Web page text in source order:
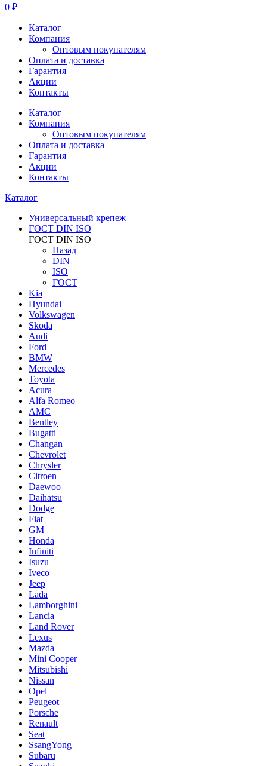
0 ₽
Каталог
Компания
Оптовым покупателям
Оплата и доставка
Гарантия
Акции
Контакты
Каталог
Компания
Оптовым покупателям
Оплата и доставка
Гарантия
Акции
Контакты
Каталог
Универсальный крепеж
ГОСТ DIN ISO
ГОСТ DIN ISO
Назад
DIN
ISO
ГОСТ
Kia
Hyundai
Volkswagen
Skoda
Audi
Ford
BMW
Mercedes
Toyota
Acura
Alfa Romeo
AMC
Bentley
Bugatti
Changan
Chevrolet
Chrysler
Citroen
Daewoo
Daihatsu
Dodge
Fiat
GM
Honda
Infiniti
Isuzu
Iveco
Jeep
Lada
Lamborghini
Lancia
Land Rover
Lexus
Mazda
Mini Cooper
Mitsubishi
Nissan
Opel
Peugeot
Porsche
Renault
Seat
SsangYong
Subaru